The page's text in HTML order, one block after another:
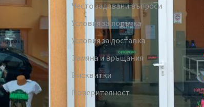
Често задавани въпроси
Условия за поръчка
Условия за доставка
Замяна и връщания
Бисквитки
Поверителност